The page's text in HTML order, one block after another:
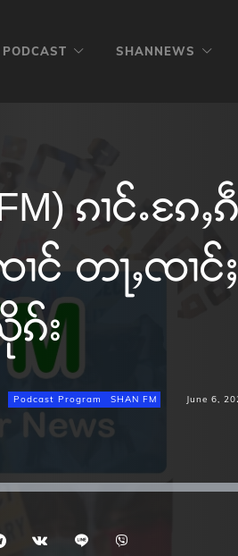
PODCAST SHANNEWS
ၵၢင်ႉၵႄ
င် တႃႇၸၢင်ႈ
ၵ်း
Podcast Program SHAN FM June 6,